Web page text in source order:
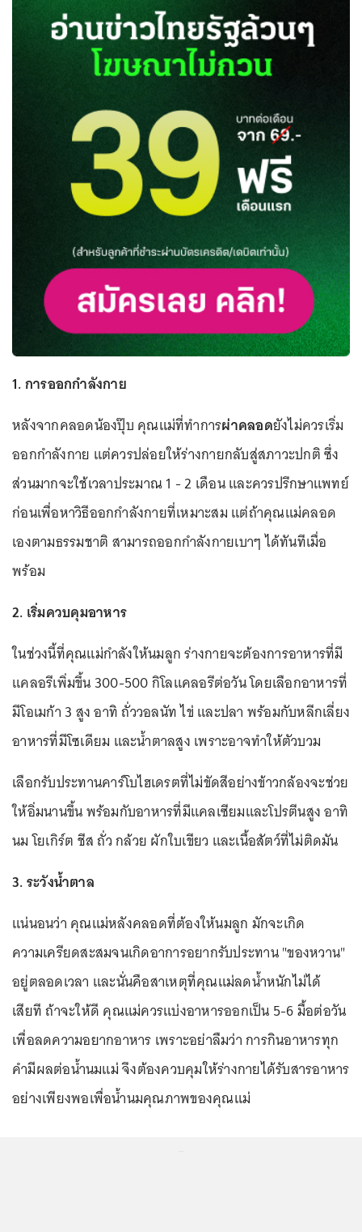
1. การออกกำลังกาย
หลังจากคลอดน้องปุ๊บ คุณแม่ที่ทำการผ่าคลอดยังไม่ควรเริ่ม
ออกกำลังกาย แต่ควรปล่อยให้ร่างกายกลับสู่สภาวะปกติ ซึ่ง
ส่วนมากจะใช้เวลาประมาณ 1 - 2 เดือน และควรปรึกษาแพทย์
ก่อนเพื่อหาวิธีออกกำลังกายที่เหมาะสม แต่ถ้าคุณแม่คลอด
เองตามธรรมชาติ สามารถออกกำลังกายเบาๆ ได้ทันทีเมื่อ
พร้อม
2. เริ่มควบคุมอาหาร
ในช่วงนี้ที่คุณแม่กำลังให้นมลูก ร่างกายจะต้องการอาหารที่มี
แคลอรีเพิ่มขึ้น 300-500 กิโลแคลอรีต่อวัน โดยเลือกอาหารที่
มีโอเมก้า 3 สูง อาทิ ถั่ววอลนัท ไข่ และปลา พร้อมกับหลีกเลี่ยง
อาหารที่มีโซเดียม และน้ำตาลสูง เพราะอาจทำให้ตัวบวม
เลือกรับประทานคาร์โบไฮเดรตที่ไม่ขัดสีอย่างข้าวกล้องจะช่วย
ให้อิ่มนานขึ้น พร้อมกับอาหารที่มีแคลเซียมและโปรตีนสูง อาทิ
นม โยเกิร์ต ชีส ถั่ว กล้วย ผักใบเขียว และเนื้อสัตว์ที่ไม่ติดมัน
3. ระวังน้ำตาล
แน่นอนว่า คุณแม่หลังคลอดที่ต้องให้นมลูก มักจะเกิด
ความเครียดสะสมจนเกิดอาการอยากรับประทาน "ของหวาน"
อยู่ตลอดเวลา และนั่นคือสาเหตุที่คุณแม่ลดน้ำหนักไม่ได้
เสียที ถ้าจะให้ดี คุณแม่ควรแบ่งอาหารออกเป็น 5-6 มื้อต่อวัน
เพื่อลดความอยากอาหาร เพราะอย่าลืมว่า การกินอาหารทุก
คำมีผลต่อน้ำนมแม่ จึงต้องควบคุมให้ร่างกายได้รับสารอาหาร
อย่างเพียงพอเพื่อน้ำนมคุณภาพของคุณแม่